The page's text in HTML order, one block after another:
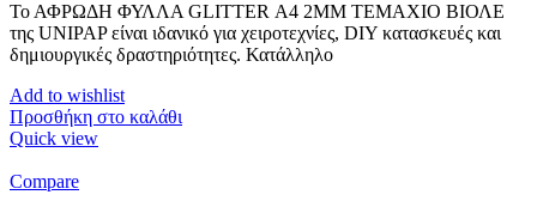
Το ΑΦΡΩΔΗ ΦΥΛΛΑ GLITTER Α4 2MM ΤΕΜΑΧΙΟ ΒΙΟΛΕ
της UNIPAP είναι ιδανικό για χειροτεχνίες, DIY κατασκευές και
δημιουργικές δραστηριότητες. Κατάλληλο
Add to wishlist
Προσθήκη στο καλάθι
Quick view
Compare